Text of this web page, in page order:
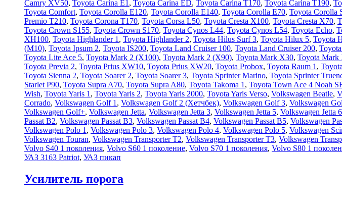
Camry XV50, Toyota Carina E1 , Toyota Carina ED, Toyota Carina T170, Toyota Carina T190,
Toyota Comfort, Toyota Corolla E120, Toyota Corolla E140, Toyota Corolla E70, Toyota Corolla
Premio T210, Toyota Corona T170, Toyota Corsa L50, Toyota Cresta X100, Toyota Cresta X70,
Toyota Crown S155, Toyota Crown S170, Toyota Cynos L44, Toyota Cynos L54, Toyota Echo,
XH100, Toyota Highlander 1 , Toyota Highlander 2, Toyota Hilus Surf 3, Toyota Hilux 5, Toyota
(М10), Toyota Ipsum 2, Toyota IS200, Toyota Land Cruiser 100, Toyota Land Cruiser 200,
Toyota Lite Ace 5, Toyota Mark 2 (Х100), Toyota Mark 2 (Х90), Toyota Mark X30, Toyota Mark
Toyota Previa 2, Toyota Prius XW10, Toyota Prius XW20, Toyota Probox, Toyota Raum 1 ,
Toyota Sienna 2, Toyota Soarer 2, Toyota Soarer 3, Toyota Sprinter Marino, Toyota Sprinter
Starlet P90, Toyota Supra A70, Toyota Supra A80, Toyota Takoma 1 , Toyota Town Ace 4 Noah
Wish, Toyota Yaris 1 , Toyota Yaris 2, Toyota Yaris 2000, Toyota Yaris Verso, Volkswagen Beatle,
Corrado, Volkswagen Golf 1 , Volkswagen Golf 2 (Хетчбек), Volkswagen Golf 3, Volkswagen
Volkswagen Golf+, Volkswagen Jetta, Volkswagen Jetta 3, Volkswagen Jetta 5, Volkswagen Jetta 6
Passat B2, Volkswagen Passat B3, Volkswagen Passat B4, Volkswagen Passat B5, Volkswagen
Volkswagen Polo 1 , Volkswagen Polo 3, Volkswagen Polo 4, Volkswagen Polo 5, Volkswagen
Volkswagen Touran, Volkswagen Transporter T2, Volkswagen Transporter T3, Volkswagen
Volvo S40 1 поколения, Volvo S60 1 поколение, Volvo S70 1 поколения, Volvo S80 1
УАЗ 3163 Patriot, УАЗ пикап
Усилитель порога